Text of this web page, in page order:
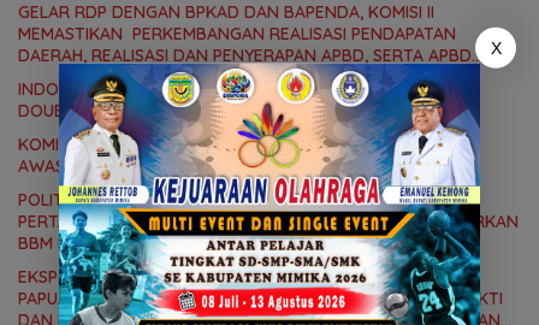
GELAR RDP DENGAN BPKAD DAN BAPENDA, KOMISI II
MEMASTIKAN PERKEMBANGAN REALISASI PENDAPATAN
DAERAH, REALISASI DAN PENYERAPAN APBD, SERTA APBD
PERUBAHAN 2026
INDOSAT OOREDOO HUTCHISON CATAT PERTUMBUHAN
DOUBLE DIGIT, PERCEPAT TRANSFORMASI BERBASIS AI
KOMISI II DPRK MIMIKA DUKUNG LANGKAH TIM GABUNGAN
AWASI DISTRIBUSI BBM BERSUBSIDI DI SPBU
POLITISI PDI PERJUANGAN DUKUNG LANGKAH TEGAS
PERTAMINA, BERIKAN SANKSI SPBU YANG SALAH MENYALURKAN
BBM BERSUBSIDI
EKSPOR PERDANA 42 TON IKAN BAWAL OLEH GUBERNUR
PAPUA TENGAH MEKY NAWIPA, ADRIAN ANDHIKA THIE : BUKTI
X